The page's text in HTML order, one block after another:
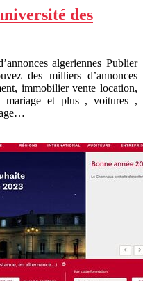
des
algeriennes Publier
des milliers d’annonces
immobilier vente location,
mariage et plus , voitures ,